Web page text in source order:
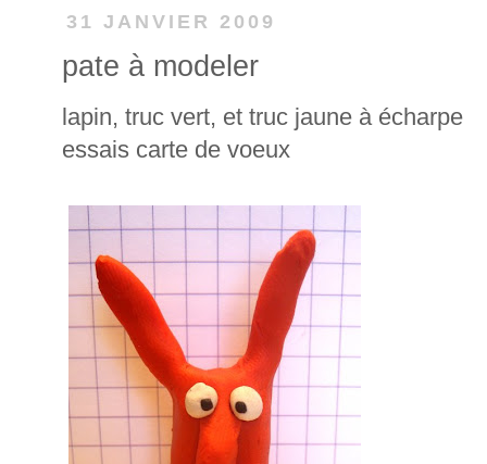
31 JANVIER 2009
pate à modeler
lapin, truc vert, et truc jaune à écharpe
essais carte de voeux